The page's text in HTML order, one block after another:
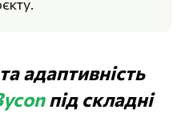
адаптивність
під складні